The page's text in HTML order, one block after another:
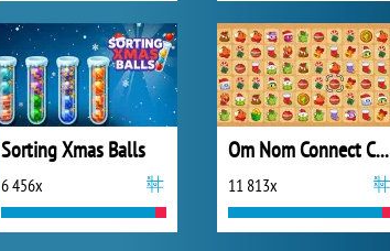
Sorting Xmas Balls
6 456x
Om Nom Connect Christmas
11 813x